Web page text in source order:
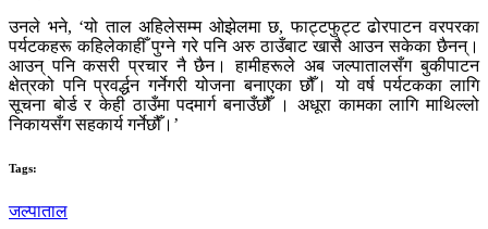
उनले भने, ‘यो ताल अहिलेसम्म ओझेलमा छ, फाट्टफुट्ट ढोरपाटन वरपरका
पर्यटकहरू कहिलेकाहीँ पुग्ने गरे पनि अरु ठाउँबाट खासै आउन सकेका छैनन्।
आउन् पनि कसरी प्रचार नै छैन। हामीहरूले अब जल्पातालसँग बुकीपाटन
क्षेत्रको पनि प्रवर्द्धन गर्नेगरी योजना बनाएका छौँ। यो वर्ष पर्यटकका लागि
सूचना बोर्ड र केही ठाउँमा पदमार्ग बनाउँछौँ । अधूरा कामका लागि माथिल्लो
निकायसँग सहकार्य गर्नेछौँ।’
Tags:
जल्पाताल